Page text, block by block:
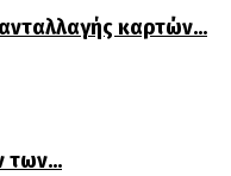
καρτών…
των…